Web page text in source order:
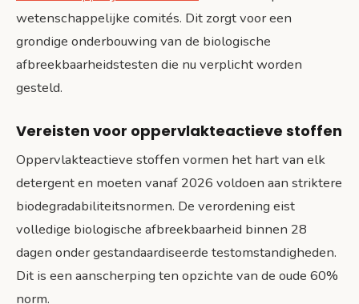
wetenschappelijke comités. Dit zorgt voor een
grondige onderbouwing van de biologische
afbreekbaarheidstesten die nu verplicht worden
gesteld.
Vereisten voor oppervlakteactieve stoffen
Oppervlakteactieve stoffen vormen het hart van elk
detergent en moeten vanaf 2026 voldoen aan striktere
biodegradabiliteitsnormen. De verordening eist
volledige biologische afbreekbaarheid binnen 28
dagen onder gestandaardiseerde testomstandigheden.
Dit is een aanscherping ten opzichte van de oude 60%
norm.